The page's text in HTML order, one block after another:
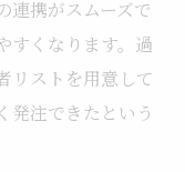
工夫
産体制の特徴
場の工夫事例
連携がスムーズで
すくなります。過
リストを用意して
発注できたという